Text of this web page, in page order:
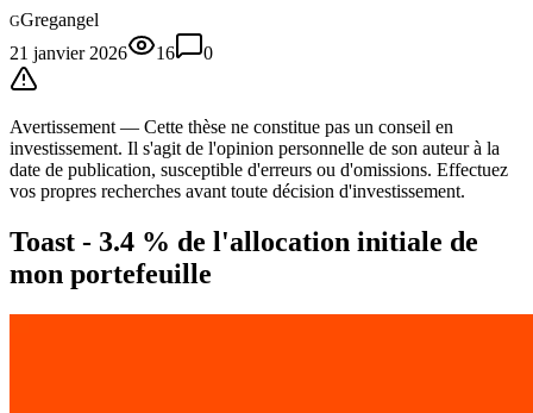
GGregangel
21 janvier 2026
16 0
Avertissement — Cette thèse ne constitue pas un conseil en
investissement. Il s'agit de l'opinion personnelle de son auteur à la
date de publication, susceptible d'erreurs ou d'omissions. Effectuez
vos propres recherches avant toute décision d'investissement.
Toast - 3.4 % de l'allocation initiale de
mon portefeuille